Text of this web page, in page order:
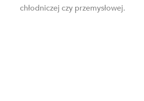
chłodniczej czy przemysłowej.